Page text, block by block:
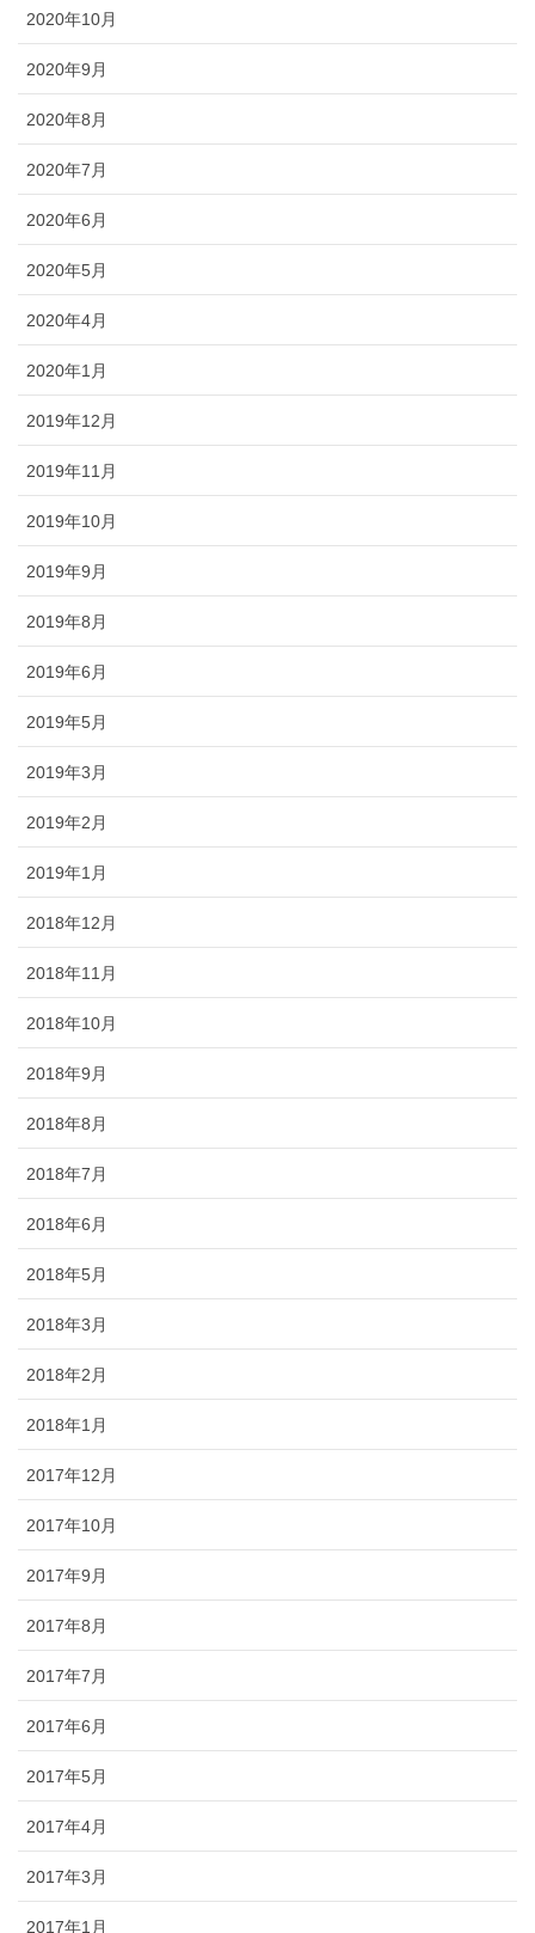
2020年10月
2020年9月
2020年8月
2020年7月
2020年6月
2020年5月
2020年4月
2020年1月
2019年12月
2019年11月
2019年10月
2019年9月
2019年8月
2019年6月
2019年5月
2019年3月
2019年2月
2019年1月
2018年12月
2018年11月
2018年10月
2018年9月
2018年8月
2018年7月
2018年6月
2018年5月
2018年3月
2018年2月
2018年1月
2017年12月
2017年10月
2017年9月
2017年8月
2017年7月
2017年6月
2017年5月
2017年4月
2017年3月
2017年1月